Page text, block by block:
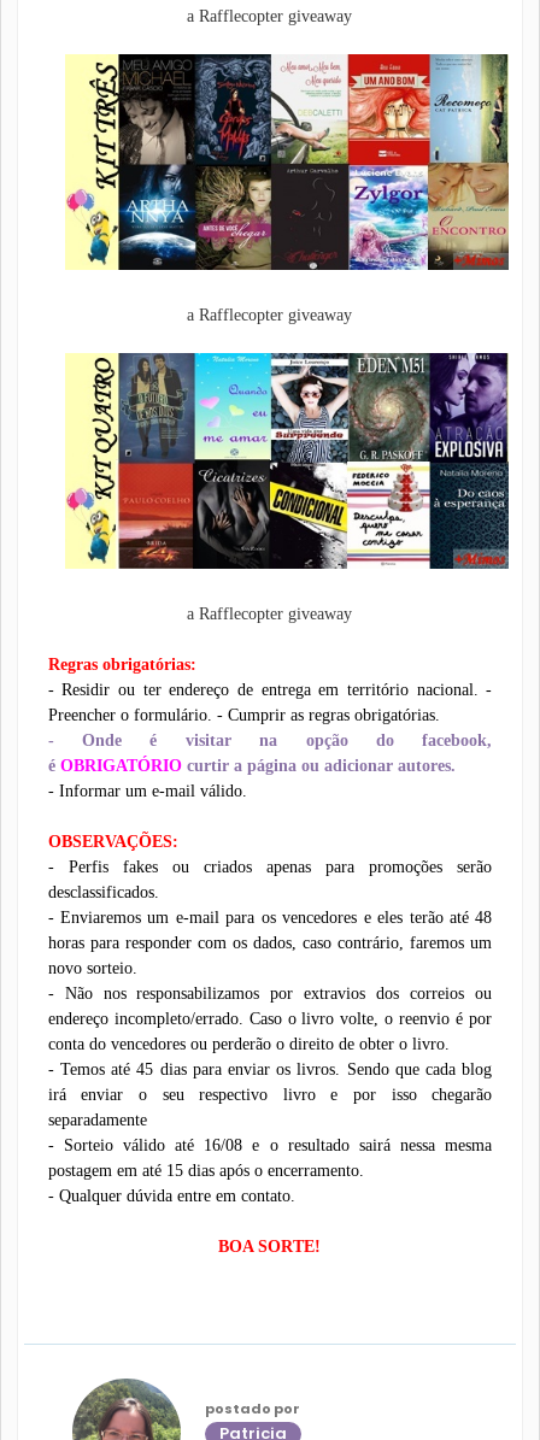
a Rafflecopter giveaway
a Rafflecopter giveaway
a Rafflecopter giveaway
Regras obrigatórias:
- Residir ou ter endereço de entrega em território nacional.
-
Preencher o formulário. - Cumprir as regras obrigatórias.
- Onde é visitar na opção do facebook,
é OBRIGATÓRIO curtir a página ou adicionar autores.
- Informar um e-mail válido.
OBSERVAÇÕES:
- Perfis fakes ou criados apenas para promoções serão
desclassificados.
- Enviaremos um e-mail para os vencedores e eles terão até 48
horas para responder com os dados, caso contrário, faremos um
novo sorteio.
- Não nos responsabilizamos por extravios dos correios ou
endereço incompleto/errado. Caso o livro volte, o reenvio é por
conta do vencedores ou perderão o direito de obter o livro.
- Temos até 45 dias para enviar os livros. Sendo que cada blog
irá enviar o seu respectivo livro e por isso chegarão
separadamente
- Sorteio válido até 16/08 e o resultado sairá nessa mesma
postagem em até 15 dias após o encerramento.
- Qualquer dúvida entre em contato.
BOA SORTE!
postado por
Patricia